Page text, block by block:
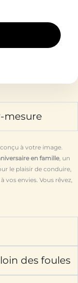
mesure
à votre image.
en famille , un
le plaisir de conduire,
vos envies. Vous rêvez,
des foules